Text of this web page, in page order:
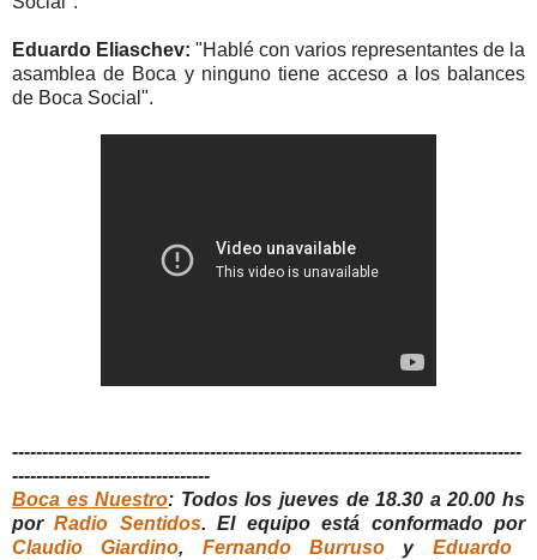
Eduardo Eliaschev: "Hablé con varios representantes de la
asamblea de Boca y ninguno tiene acceso a los balances
de Boca Social".
-------------------------------------------------------------------------------------
---------------------------------
Boca es Nuestro: Todos los jueves de 18.30 a 20.00 hs
porRadio Sentidos. El equipo está conformado por
Claudio Giardino, Fernando Burruso y Eduardo